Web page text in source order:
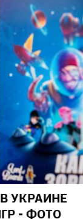
УКРАИНЕ
- ФОТО